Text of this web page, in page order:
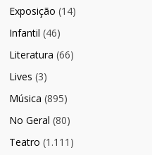
Exposição (14)
Infantil (46)
Literatura (66)
Lives (3)
Música (895)
No Geral (80)
Teatro (1.111)